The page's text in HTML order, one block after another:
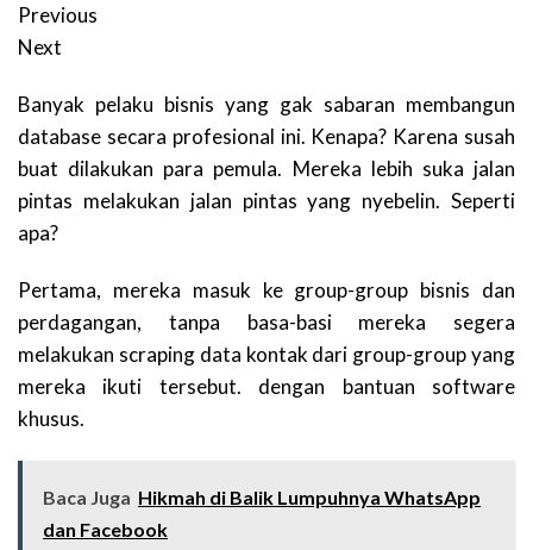
Previous
Next
Banyak pelaku bisnis yang gak sabaran membangun
database secara profesional ini. Kenapa? Karena susah
buat dilakukan para pemula. Mereka lebih suka jalan
pintas melakukan jalan pintas yang nyebelin. Seperti
apa?
Pertama, mereka masuk ke group-group bisnis dan
perdagangan, tanpa basa-basi mereka segera
melakukan scraping data kontak dari group-group yang
mereka ikuti tersebut. dengan bantuan software
khusus.
Baca Juga Hikmah di Balik Lumpuhnya WhatsApp
dan Facebook